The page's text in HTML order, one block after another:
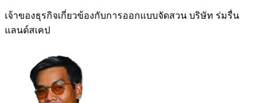
เจ้าของธุรกิจเกี่ยวข้องกับการออกแบบจัดสวน บริษัท ร่มรื่น
แลนด์สเคป